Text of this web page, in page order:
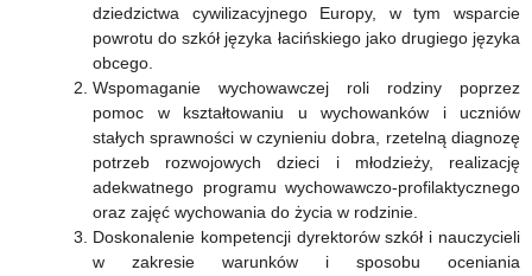
dziedzictwa cywilizacyjnego Europy, w tym wsparcie
powrotu do szkół języka łacińskiego jako drugiego języka
obcego.
Wspomaganie wychowawczej roli rodziny poprzez
pomoc w kształtowaniu u wychowanków i uczniów
stałych sprawności w czynieniu dobra, rzetelną diagnozę
potrzeb rozwojowych dzieci i młodzieży, realizację
adekwatnego programu wychowawczo-profilaktycznego
oraz zajęć wychowania do życia w rodzinie.
Doskonalenie kompetencji dyrektorów szkół i nauczycieli
w zakresie warunków i sposobu oceniania
rok
szkolny
2023/2024